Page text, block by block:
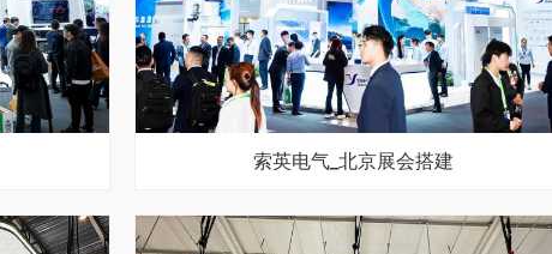
索英电气_北京展会搭建